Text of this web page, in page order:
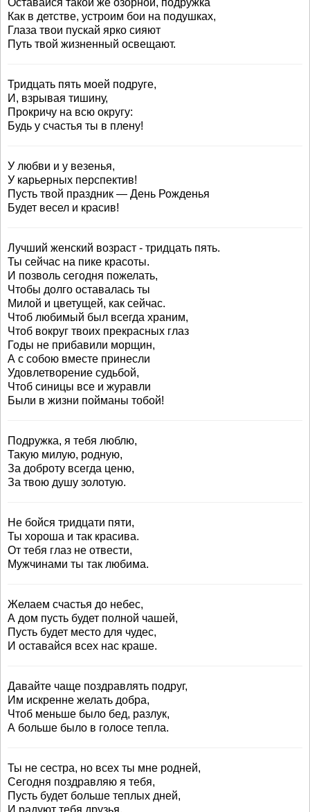
Оставайся такой же озорной, подружка
Как в детстве, устроим бои на подушках,
Глаза твои пускай ярко сияют
Путь твой жизненный освещают.
Тридцать пять моей подруге,
И, взрывая тишину,
Прокричу на всю округу:
Будь у счастья ты в плену!
У любви и у везенья,
У карьерных перспектив!
Пусть твой праздник — День Рожденья
Будет весел и красив!
Лучший женский возраст - тридцать пять.
Ты сейчас на пике красоты.
И позволь сегодня пожелать,
Чтобы долго оставалась ты
Милой и цветущей, как сейчас.
Чтоб любимый был всегда храним,
Чтоб вокруг твоих прекрасных глаз
Годы не прибавили морщин,
А с собою вместе принесли
Удовлетворение судьбой,
Чтоб синицы все и журавли
Были в жизни пойманы тобой!
Подружка, я тебя люблю,
Такую милую, родную,
За доброту всегда ценю,
За твою душу золотую.
Не бойся тридцати пяти,
Ты хороша и так красива.
От тебя глаз не отвести,
Мужчинами ты так любима.
Желаем счастья до небес,
А дом пусть будет полной чашей,
Пусть будет место для чудес,
И оставайся всех нас краше.
Давайте чаще поздравлять подруг,
Им искренне желать добра,
Чтоб меньше было бед, разлук,
А больше было в голосе тепла.
Ты не сестра, но всех ты мне родней,
Сегодня поздравляю я тебя,
Пусть будет больше теплых дней,
И радуют тебя друзья.